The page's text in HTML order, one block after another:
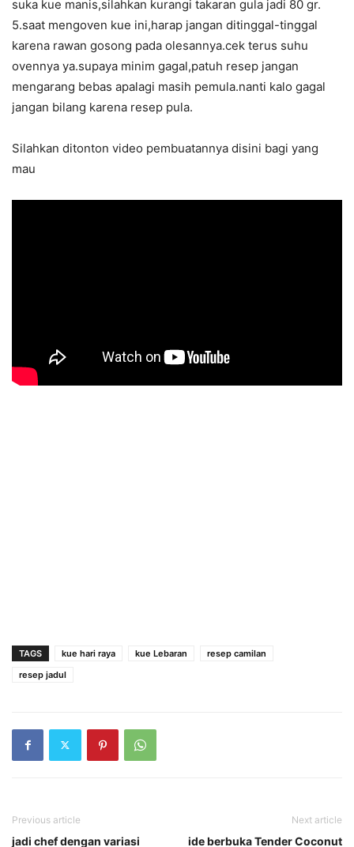
suka kue manis,silahkan kurangi takaran gula jadi 80 gr.
5.saat mengoven kue ini,harap jangan ditinggal-tinggal
karena rawan gosong pada olesannya.cek terus suhu
ovennya ya.supaya minim gagal,patuh resep jangan
mengarang bebas apalagi masih pemula.nanti kalo gagal
jangan bilang karena resep pula.
Silahkan ditonton video pembuatannya disini bagi yang
mau
TAGS kue hari raya kue Lebaran
resep camilan
resep jadul
Previous article
jadi chef dengan variasi
Next article
ide berbuka Tender Coconut